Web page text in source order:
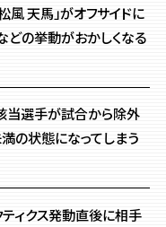
風 天馬」がオフサイドに
どの挙動がおかしくなる
当選手が試合から除外
の状態になってしまう
ィクス発動直後に相手